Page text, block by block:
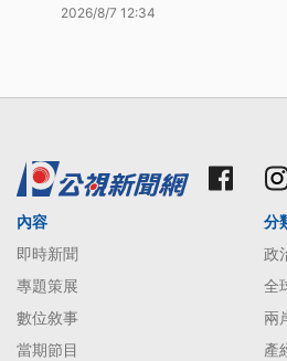
2026/8/7 12:34
內容
即時新聞
專題策展
數位敘事
當期節目
分
政
全
兩
產